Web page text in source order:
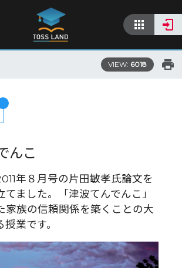
VIEW: 6018
んこ
年８月号の片田敏孝氏論文を
てました。「津波てんでんこ」
家族の信頼関係を築くことの大
業です。